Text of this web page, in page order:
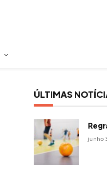
ÚLTIMAS
junho